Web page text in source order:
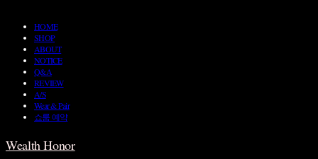
HOME
SHOP
ABOUT
NOTICE
Q&A
REVIEW
A/S
Wear & Pair
쇼룸 예약
Wealth Honor